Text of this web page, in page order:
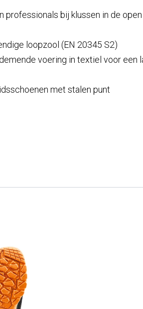
professionals bij klussen in de
loopzool (EN 20345 S2)
voering in textiel voor een
met stalen punt